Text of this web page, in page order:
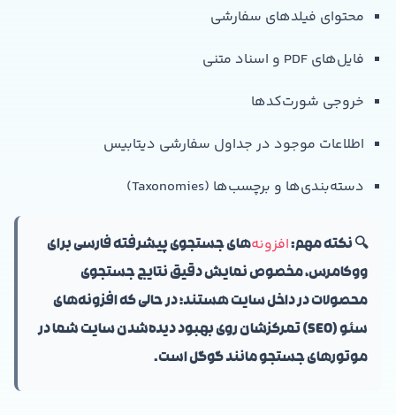
محتوای فیلدهای سفارشی
فایل‌های PDF و اسناد متنی
خروجی شورت‌کدها
اطلاعات موجود در جداول سفارشی دیتابیس
دسته‌بندی‌ها و برچسب‌ها (Taxonomies)
🔍 نکته مهم:افزونه‌های جستجوی پیشرفته فارسی برای
ووکامرس، مخصوص نمایش دقیق نتایج جستجوی
محصولات در داخل سایت هستند؛ در حالی که افزونه‌های
سئو (SEO) تمرکزشان روی بهبود دیده‌شدن سایت شما در
موتورهای جستجو مانند گوگل است.